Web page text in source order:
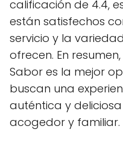
calificación de 4.4,
están satisfechos
servicio y la
ofrecen. En
Sabor es la mejor
buscan una
auténtica y
acogedor y familiar.